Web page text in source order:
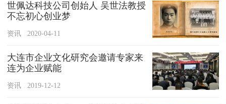
世佩达科技公司创始人 吴世法教授
不忘初心创业梦
资讯 2020-04-11
大连市企业文化研究会邀请专家来
连为企业赋能
资讯 2019-12-12